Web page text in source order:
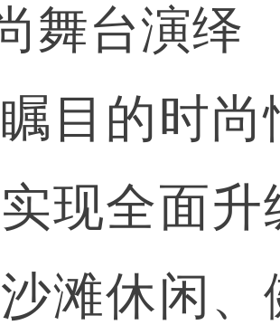
舞台演绎
目的时
现全面
滩休闲